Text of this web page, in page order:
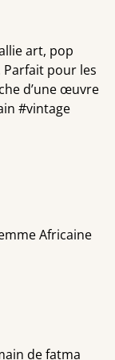
art, pop
pour les
d’une œuvre
#vintage
Africaine
de fatma